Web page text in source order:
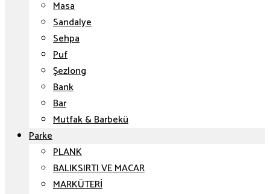
Masa
Sandalye
Sehpa
Puf
Şezlong
Bank
Bar
Mutfak & Barbekü
Parke
PLANK
BALIKSIRTI VE MACAR
MARKÜTERİ